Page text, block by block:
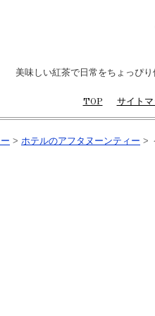
美味しい紅茶で日常をちょっぴ
TOP サイトマ
> ホテルのアフタヌーンティー >